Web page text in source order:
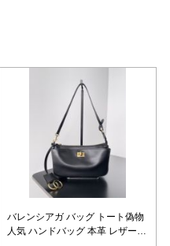
バレンシアガ バッグ トート偽物
人気 ハンドバッグ 本革 レザー